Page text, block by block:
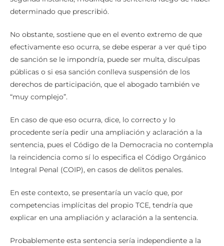
determinado que prescribió.
No obstante, sostiene que en el evento extremo de que
efectivamente eso ocurra, se debe esperar a ver qué tipo
de sanción se le impondría, puede ser multa, disculpas
públicas o si esa sanción conlleva suspensión de los
derechos de participación, que el abogado también ve
“muy complejo”.
En caso de que eso ocurra, dice, lo correcto y lo
procedente sería pedir una ampliación y aclaración a la
sentencia, pues el Código de la Democracia no contempla
la reincidencia como sí lo especifica el Código Orgánico
Integral Penal (COIP), en casos de delitos penales.
En este contexto, se presentaría un vacío que, por
competencias implícitas del propio TCE, tendría que
explicar en una ampliación y aclaración a la sentencia.
Probablemente esta sentencia sería independiente a la